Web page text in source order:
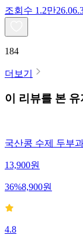
조회수 1.2만
184
더보기
이 리뷰를 본
국산콩 수제 두부
13,900원
36%8,900원
4.8